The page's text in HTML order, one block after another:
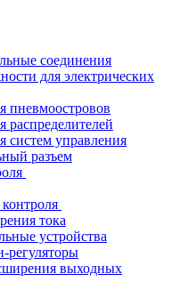
соединения
для электрических
пневмоостровов
распределителей
систем управления
разъем
тока
устройства
регуляторы
выходных